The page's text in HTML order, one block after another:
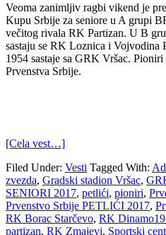
Veoma zanimljiv ragbi vikend je
Kupu Srbije za seniore u A grupi
večitog rivala RK Partizan. U B
sastaju se RK Loznica i Vojvodina
1954 sastaje sa GRK Vršac.
Prvenstva Srbije.
[Cela vest…]
Filed Under: Vesti Tagged With:
zvezda, Gradski stadion Vršac,
SENIORI 2017, petlići, pioniri,
Prvenstvo Srbije PETLIĆI 2017,
RK Borac Starčevo, RK
partizan, RK Zmajevi, Sportski